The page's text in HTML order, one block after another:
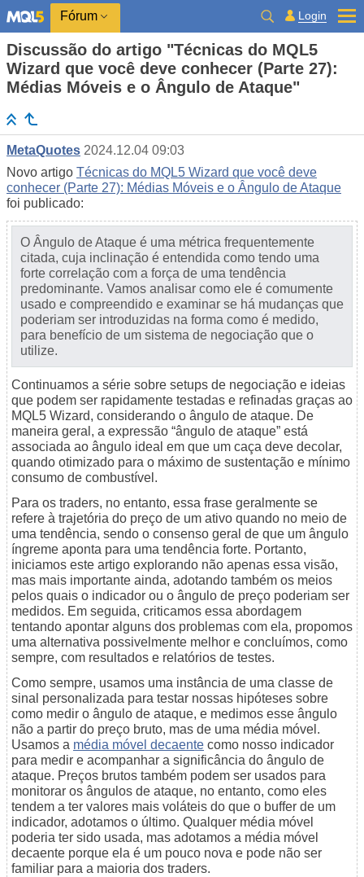
Fórum Login
Discussão do artigo "Técnicas do MQL5
Wizard que você deve conhecer (Parte 27):
Médias Móveis e o Ângulo de Ataque"
MetaQuotes 2024.12.04 09:03
Novo artigo Técnicas do MQL5 Wizard que você deve
conhecer (Parte 27): Médias Móveis e o Ângulo de Ataque
foi publicado:
O Ângulo de Ataque é uma métrica frequentemente
citada, cuja inclinação é entendida como tendo uma
forte correlação com a força de uma tendência
predominante. Vamos analisar como ele é comumente
usado e compreendido e examinar se há mudanças que
poderiam ser introduzidas na forma como é medido,
para benefício de um sistema de negociação que o
utilize.
Continuamos a série sobre setups de negociação e ideias
que podem ser rapidamente testadas e refinadas graças ao
MQL5 Wizard, considerando o ângulo de ataque. De
maneira geral, a expressão “ângulo de ataque” está
associada ao ângulo ideal em que um caça deve decolar,
quando otimizado para o máximo de sustentação e mínimo
consumo de combustível.
Para os traders, no entanto, essa frase geralmente se
refere à trajetória do preço de um ativo quando no meio de
uma tendência, sendo o consenso geral de que um ângulo
íngreme aponta para uma tendência forte. Portanto,
iniciamos este artigo explorando não apenas essa visão,
mas mais importante ainda, adotando também os meios
pelos quais o indicador ou o ângulo de preço poderiam ser
medidos. Em seguida, criticamos essa abordagem
tentando apontar alguns dos problemas com ela, propomos
uma alternativa possivelmente melhor e concluímos, como
sempre, com resultados e relatórios de testes.
Como sempre, usamos uma instância de uma classe de
sinal personalizada para testar nossas hipóteses sobre
como medir o ângulo de ataque, e medimos esse ângulo
não a partir do preço bruto, mas de uma média móvel.
Usamos a média móvel decaente como nosso indicador
para medir e acompanhar a significância do ângulo de
ataque. Preços brutos também podem ser usados para
monitorar os ângulos de ataque, no entanto, como eles
tendem a ter valores mais voláteis do que o buffer de um
indicador, adotamos o último. Qualquer média móvel
poderia ter sido usada, mas adotamos a média móvel
decaente porque ela é um pouco nova e pode não ser
familiar para a maioria dos traders.